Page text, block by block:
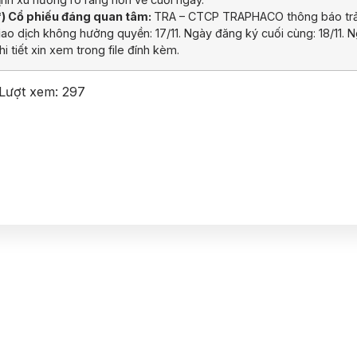
Cổ phiếu đáng quan tâm: TRA – CTCP TRAPHACO thông báo
dịch không hưởng quyền: 17/11. Ngày đăng ký cuối cùng: 18/11.
tiết xin xem trong file đính kèm.
Lượt xem: 297